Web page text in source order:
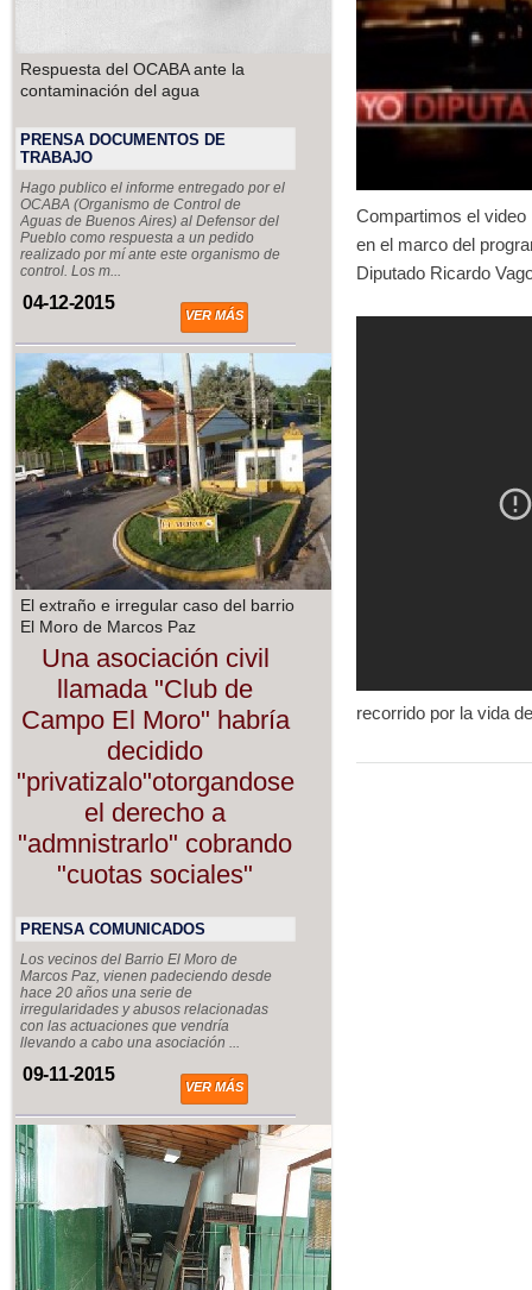
Respuesta del OCABA ante la
contaminación del agua
PRENSA DOCUMENTOS DE
TRABAJO
Hago publico el informe entregado por el
OCABA (Organismo de Control de
Aguas de Buenos Aires) al Defensor del
Pueblo como respuesta a un pedido
realizado por mí ante este organismo de
control. Los m...
04-12-2015
VER MÁS
El extraño e irregular caso del barrio
El Moro de Marcos Paz
Una asociación civil
llamada "Club de
Campo El Moro" habría
decidido
"privatizalo"otorgandose
el derecho a
"admnistrarlo" cobrando
"cuotas sociales"
PRENSA COMUNICADOS
Los vecinos del Barrio El Moro de
Marcos Paz, vienen padeciendo desde
hace 20 años una serie de
irregularidades y abusos relacionadas
con las actuaciones que vendría
llevando a cabo una asociación ...
09-11-2015
VER MÁS
Compartimos el video
en el marco del
Diputado Ricardo
recorrido por la vida